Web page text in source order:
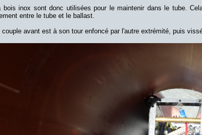
inox sont donc utilisées pour le maintenir dans le tube.
entre le tube et le ballast.
couple avant est à son tour enfoncé par l'autre extrémité, puis